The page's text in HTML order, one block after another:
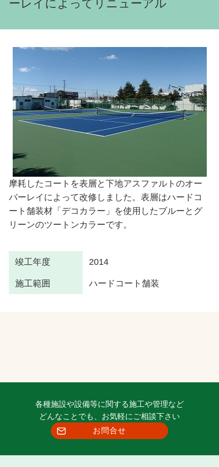
ーレイによってリニューアル
摩耗したコートを表層と下地アスファルトのオー
バーレイによって改修しました。表層はハードコ
ート舗装材「デコカラー」を使用したブルーとグ
リーンのツートンカラーです。
竣工年度 2014
施工範囲 ハードコート舗装
各種施設や設備等に関する施工や管理など
どんなことでも、お気軽にご相談下さい
お問合せ